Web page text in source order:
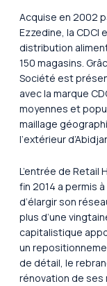
Acquise en 2002
Ezzedine, la CDCI
distribution
150 magasins.
Société est
avec la marque
moyennes et
maillage
l‘extérieur
L’entrée de Retail
fin 2014 a permis
d’élargir son
plus d’une
capitalistique
un
de détail, le
rénovation de ses